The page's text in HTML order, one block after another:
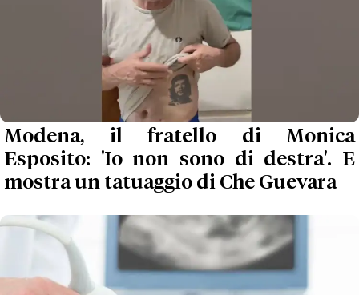
Modena, il fratello di Monica
Esposito: 'Io non sono di destra'. E
mostra un tatuaggio di Che Guevara